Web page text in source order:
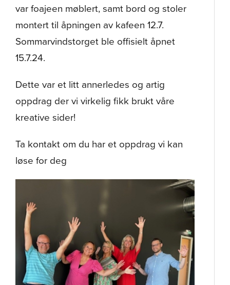
var foajeen møblert, samt bord og stoler
montert til åpningen av kafeen 12.7.
Sommarvindstorget ble offisielt åpnet
15.7.24.
Dette var et litt annerledes og artig
oppdrag der vi virkelig fikk brukt våre
kreative sider!
Ta kontakt om du har et oppdrag vi kan
løse for deg